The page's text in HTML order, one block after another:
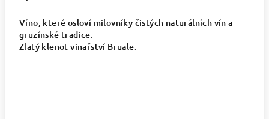
Víno, které osloví milovníky čistých naturálních vín a
gruzínské tradice.
Zlatý klenot vinařství Bruale.